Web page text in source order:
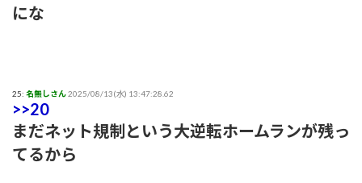
にな
25: 名無しさん2025/08/13(水) 13:47:28.62
>>20
まだネット規制という大逆転ホームランが残っ
てるから